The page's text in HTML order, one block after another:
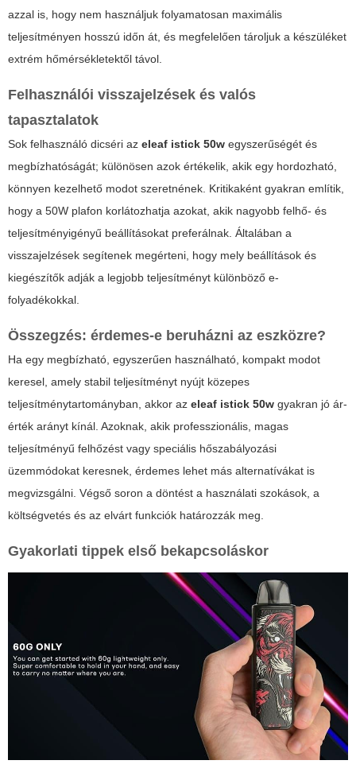
azzal is, hogy nem használjuk folyamatosan maximális
teljesítményen hosszú időn át, és megfelelően tároljuk a készüléket
extrém hőmérsékletektől távol.
Felhasználói visszajelzések és valós
tapasztalatok
Sok felhasználó dicséri az eleaf istick 50w egyszerűségét és
megbízhatóságát; különösen azok értékelik, akik egy hordozható,
könnyen kezelhető modot szeretnének. Kritikaként gyakran említik,
hogy a 50W plafon korlátozhatja azokat, akik nagyobb felhő- és
teljesítményigényű beállításokat preferálnak. Általában a
visszajelzések segítenek megérteni, hogy mely beállítások és
kiegészítők adják a legjobb teljesítményt különböző e-
folyadékokkal.
Összegzés: érdemes-e beruházni az eszközre?
Ha egy megbízható, egyszerűen használható, kompakt modot
keresel, amely stabil teljesítményt nyújt közepes
teljesítménytartományban, akkor az eleaf istick 50w gyakran jó ár-
érték arányt kínál. Azoknak, akik professzionális, magas
teljesítményű felhőzést vagy speciális hőszabályozási
üzemmódokat keresnek, érdemes lehet más alternatívákat is
megvizsgálni. Végső soron a döntést a használati szokások, a
költségvetés és az elvárt funkciók határozzák meg.
Gyakorlati tippek első bekapcsoláskor